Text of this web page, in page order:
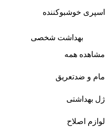
اسپری خوشبوکننده
بهداشت شخصی
مشاهده همه
مام و ضدتعریق
ژل بهداشتی
لوازم اصلاح